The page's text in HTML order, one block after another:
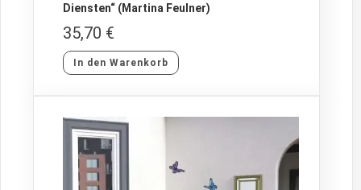
Diensten“ (Martina Feulner)
35,70 €
In den Warenkorb